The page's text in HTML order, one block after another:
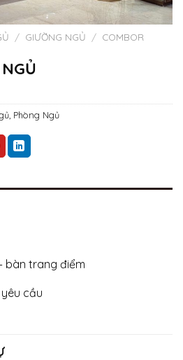
/ GIƯỜNG NGỦ / COMBOR
, Phòng Ngủ
bàn trang điểm
cầu